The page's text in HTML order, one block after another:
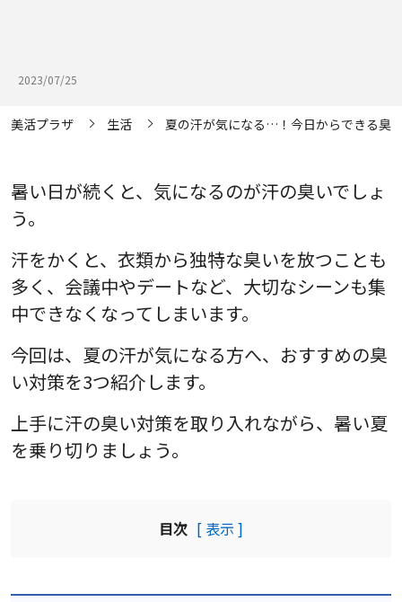
2023/07/25
美活プラザ 生活 夏の汗が気になる…！今日からできる臭
暑い日が続くと、気になるのが汗の臭いでしょ
う。
汗をかくと、衣類から独特な臭いを放つことも
多く、会議中やデートなど、大切なシーンも集
中できなくなってしまいます。
今回は、夏の汗が気になる方へ、おすすめの臭
い対策を3つ紹介します。
上手に汗の臭い対策を取り入れながら、暑い夏
を乗り切りましょう。
目次 [ 表示 ]